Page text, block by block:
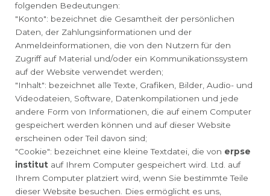
folgenden Bedeutungen:
"Konto": bezeichnet die Gesamtheit der persönlichen
Daten, der Zahlungsinformationen und der
Anmeldeinformationen, die von den Nutzern für den
Zugriff auf Material und/oder ein Kommunikationssystem
auf der Website verwendet werden;
"Inhalt": bezeichnet alle Texte, Grafiken, Bilder, Audio- und
Videodateien, Software, Datenkompilationen und jede
andere Form von Informationen, die auf einem Computer
gespeichert werden können und auf dieser Website
erscheinen oder Teil davon sind;
"Cookie": bezeichnet eine kleine Textdatei, die von erpse
institut auf Ihrem Computer gespeichert wird. Ltd. auf
Ihrem Computer platziert wird, wenn Sie bestimmte Teile
dieser Website besuchen. Dies ermöglicht es uns,